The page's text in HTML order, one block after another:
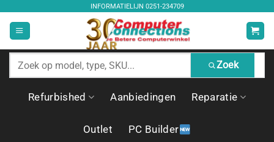
inhoud
INFORMATIELIJN 0251-234709
Zoek
producten
Zoek
Refurbished Aanbiedingen Reparatie
Outlet PC Builder